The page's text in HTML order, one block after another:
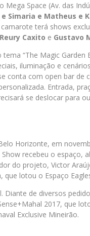
Space (Av. das
Simaria e Matheus e
terá shows
Reury Caxito e Gustavo
“The Magic Garden
iluminação e
conta com open bar de
Entrada,
se deslocar para
Horizonte, em
recebeu o espaço,
do projeto, Victor
que lotou o Espaço
Diante de diversos
2017, que
Exclusive Mineirão.